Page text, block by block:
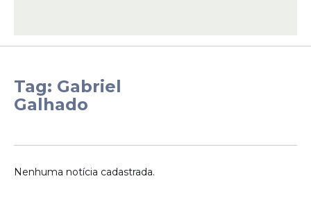
Tag: Gabriel
Galhado
Nenhuma notícia cadastrada.